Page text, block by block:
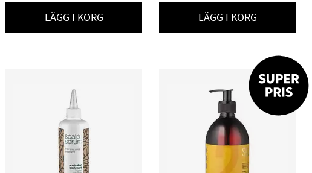
LÄGG I KORG LÄGG I KORG